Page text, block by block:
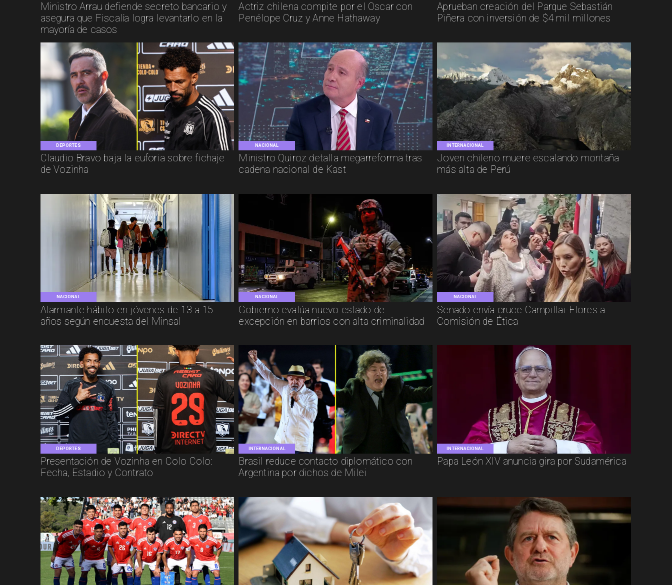
Ministro Arrau defiende secreto bancario y
asegura que Fiscalía logra levantarlo en la
mayoría de casos
Actriz chilena compite por el Oscar con
Penélope Cruz y Anne Hathaway
Aprueban creación del Parque Sebastián
Piñera con inversión de $4 mil millones
DEPORTES
Claudio Bravo baja la euforia sobre fichaje
de Vozinha
NACIONAL
Ministro Quiroz detalla megarreforma tras
cadena nacional de Kast
INTERNACIONAL
Joven chileno muere escalando montaña
más alta de Perú
NACIONAL
Alarmante hábito en jóvenes de 13 a 15
años según encuesta del Minsal
NACIONAL
Gobierno evalúa nuevo estado de
excepción en barrios con alta criminalidad
NACIONAL
Senado envía cruce Campillai-Flores a
Comisión de Ética
DEPORTES
Presentación de Vozinha en Colo Colo:
Fecha, Estadio y Contrato
INTERNACIONAL
Brasil reduce contacto diplomático con
Argentina por dichos de Milei
INTERNACIONAL
Papa León XIV anuncia gira por Sudamérica